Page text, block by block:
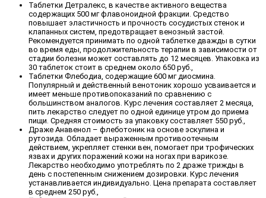
Таблетки Детралекс, в качестве активного вещества
содержащих 500 мг флавоноидной фракции. Средство
повышает эластичность и прочность сосудистых стенок и
клапанных систем, предотвращает венозный застой.
Рекомендуется принимать по одной таблетке дважды в сутки
во время еды, продолжительность терапии в зависимости от
стадии болезни может составлять до 12 месяцев. Упаковка из
30 таблеток стоит в среднем около 650 руб.,
Таблетки Флебодиа, содержащие 600 мг диосмина.
Популярный и действенный венотоник хорошо усваивается и
имеет меньше противопоказаний по сравнению с
большинством аналогов. Курс лечения составляет 2 месяца,
пить лекарство следует по одной единице утром до приема
пищи. Средняя стоимость за упаковку составляет 550 руб.,
Драже Анавенол – флеботоник на основе эскулина и
рутозида. Обладает выраженным противоотечным
действием, укрепляет стенки вен, помогает при трофических
язвах и других поражений кожи на ногах при варикозе.
Лекарство необходимо употреблять по 2 драже трижды в
день с постепенным снижением дозировки. Курс лечения
устанавливается индивидуально. Цена препарата составляет
в среднем 250 руб.,